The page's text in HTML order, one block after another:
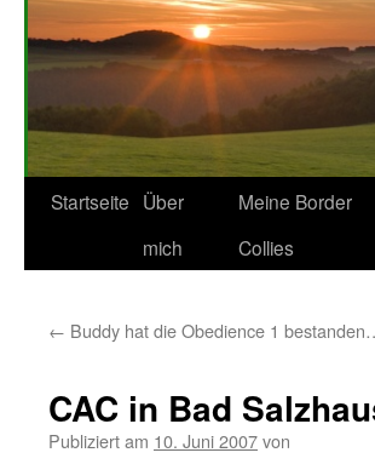
Zum
Startseite Über
mich
Meine Border
Collies
← Buddy hat die Obedience 1
CAC in Bad
Publiziert am 10. Juni 2007von